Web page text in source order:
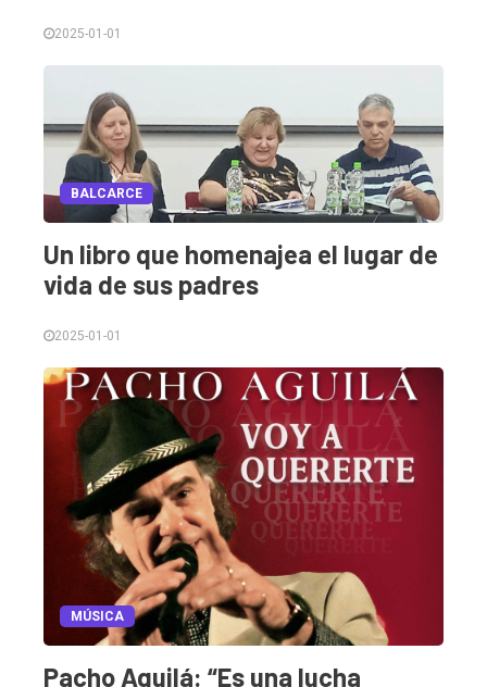
2025-01-01
BALCARCE
Un libro que homenajea el lugar de
vida de sus padres
2025-01-01
MÚSICA
Pacho Aguilá: “Es una lucha